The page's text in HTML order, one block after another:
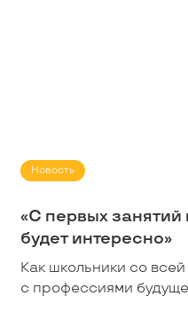
Новость
«С первых занятий
будет интересно»
Как школьники со
с профессиями